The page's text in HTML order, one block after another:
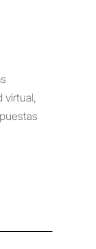
virtual,